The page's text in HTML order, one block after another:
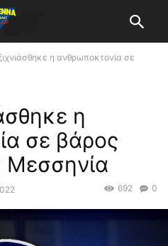
η ανθρωποκτονία σε
η
σε βάρος
Μεσσηνία
0
692